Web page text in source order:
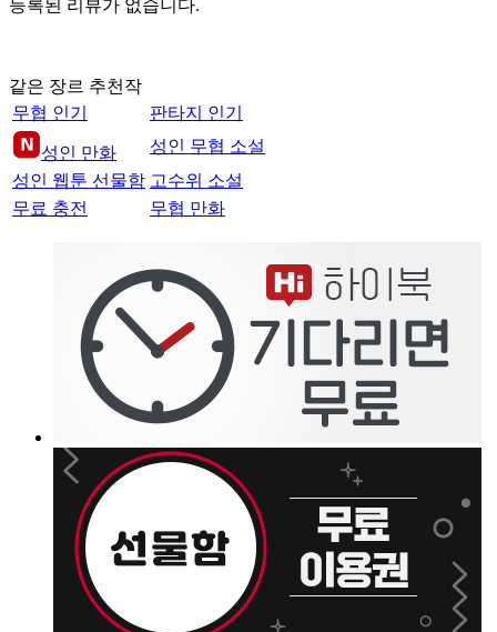
등록된 리뷰가 없습니다.
같은 장르 추천작
무협 인기
판타지 인기
성인 만화
성인 무협 소설
성인 웹툰 선물함 고수위 소설
무료 충전
무협 만화